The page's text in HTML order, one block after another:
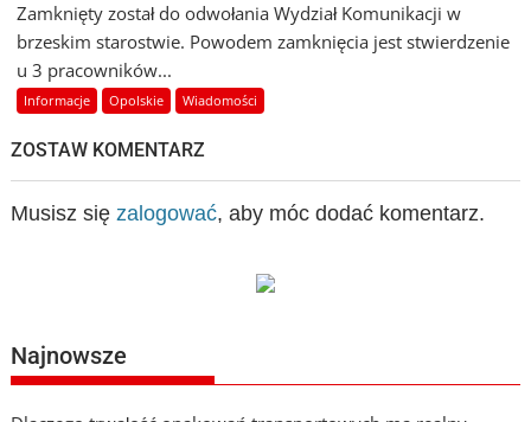
Zamknięty został do odwołania Wydział Komunikacji w
brzeskim starostwie. Powodem zamknięcia jest stwierdzenie
u 3 pracowników...
Informacje Opolskie Wiadomości
ZOSTAW KOMENTARZ
Musisz sięzalogować, aby móc dodać komentarz.
Najnowsze